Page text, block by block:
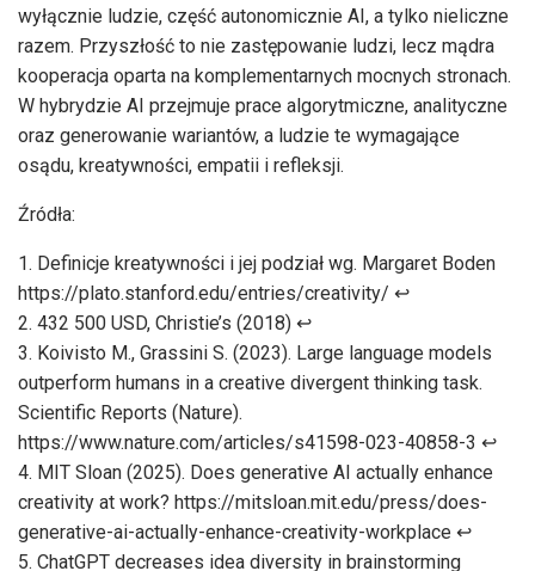
wyłącznie ludzie, część autonomicznie AI, a tylko nieliczne
razem. Przyszłość to nie zastępowanie ludzi, lecz mądra
kooperacja oparta na komplementarnych mocnych stronach.
W hybrydzie AI przejmuje prace algorytmiczne, analityczne
oraz generowanie wariantów, a ludzie te wymagające
osądu, kreatywności, empatii i refleksji.
Źródła:
Definicje kreatywności i jej podział wg. Margaret Boden
https://plato.stanford.edu/entries/creativity/ ↩︎
432 500 USD, Christie’s (2018) ↩︎
Koivisto M., Grassini S. (2023). Large language models
outperform humans in a creative divergent thinking task.
Scientific Reports (Nature).
https://www.nature.com/articles/s41598-023-40858-3 ↩︎
MIT Sloan (2025). Does generative AI actually enhance
creativity at work? https://mitsloan.mit.edu/press/does-
generative-ai-actually-enhance-creativity-workplace ↩︎
ChatGPT decreases idea diversity in brainstorming